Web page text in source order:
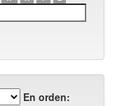
En orden: